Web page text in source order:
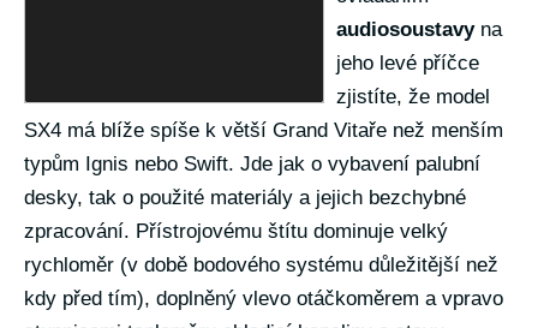
audiosoustavyna
jeho levé příčce
zjistíte, že model
SX4 má blíže spíše k větší Grand Vitaře než menším
typům Ignis nebo Swift. Jde jak o vybavení palubní
desky, tak o použité materiály a jejich bezchybné
zpracování. Přístrojovému štítu dominuje velký
rychloměr (v době bodového systému důležitější než
kdy před tím), doplněný vlevo otáčkoměrem a vpravo